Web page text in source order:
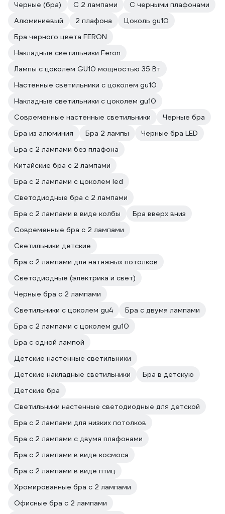
Черные (бра) С 2 лампами
С черными плафонами
Алюминиевый
2 плафона
Цоколь gu10
Бра черного цвета FERON
Накладные светильники Feron
Лампы с цоколем GU10 мощностью 35 Вт
Настенные светильники с цоколем gu10
Накладные светильники с цоколем gu10
Современные настенные светильники
Черные бра
Бра из алюминия
Бра 2 лампы
Черные бра LED
Бра с 2 лампами без плафона
Китайские бра с 2 лампами
Бра с 2 лампами с цоколем led
Светодиодные бра с 2 лампами
Бра с 2 лампами в виде колбы
Бра вверх вниз
Современные бра с 2 лампами
Светильники детские
Бра с 2 лампами для натяжных потолков
Светодиодные (электрика и свет)
Черные бра с 2 лампами
Светильники с цоколем gu4
Бра с двумя лампами
Бра с 2 лампами с цоколем gu10
Бра с одной лампой
Детские настенные светильники
Детские накладные светильники
Бра в детскую
Детские бра
Светильники настенные светодиодные для детской
Бра с 2 лампами для низких потолков
Бра с 2 лампами с двумя плафонами
Бра с 2 лампами в виде космоса
Бра с 2 лампами в виде птиц
Хромированные бра с 2 лампами
Офисные бра с 2 лампами